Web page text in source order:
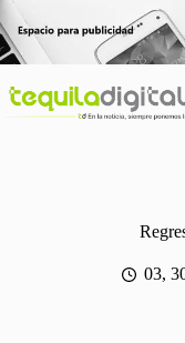
Saltar
al
contenido
03,